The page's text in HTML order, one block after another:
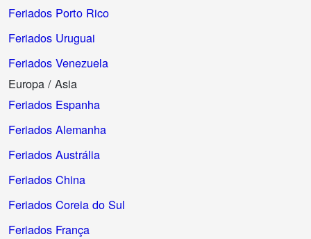
Feriados Porto Rico
Feriados Uruguai
Feriados Venezuela
Europa / Asia
Feriados Espanha
Feriados Alemanha
Feriados Austrália
Feriados China
Feriados Coreia do Sul
Feriados França